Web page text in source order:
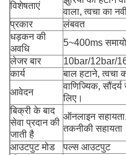
विशेषताएं
वाला, त्वचा का
प्रकार
लंबवत
धड़कन की
अवधि
5~400ms
लेजर बार
10bar/12bar/
कार्य
बाल हटाने, त्वचा
आवेदन
वाणिज्यिक,
लिए।
बिक्री के बाद
सेवा प्रदान की
जाती है
ऑनलाइन सहायता,
तकनीकी सहायता
आउटपुट मोड
पल्स आउटपुट